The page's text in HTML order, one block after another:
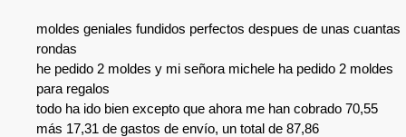
moldes geniales fundidos perfectos despues de unas cuantas
rondas
he pedido 2 moldes y mi señora michele ha pedido 2 moldes
para regalos
todo ha ido bien excepto que ahora me han cobrado 70,55
más 17,31 de gastos de envío, un total de 87,86